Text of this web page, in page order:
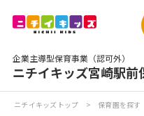
企業主導型保育事業（認可外）
ニチイキッズ宮崎駅前
ニチイキッズトップ > 保育園を探す